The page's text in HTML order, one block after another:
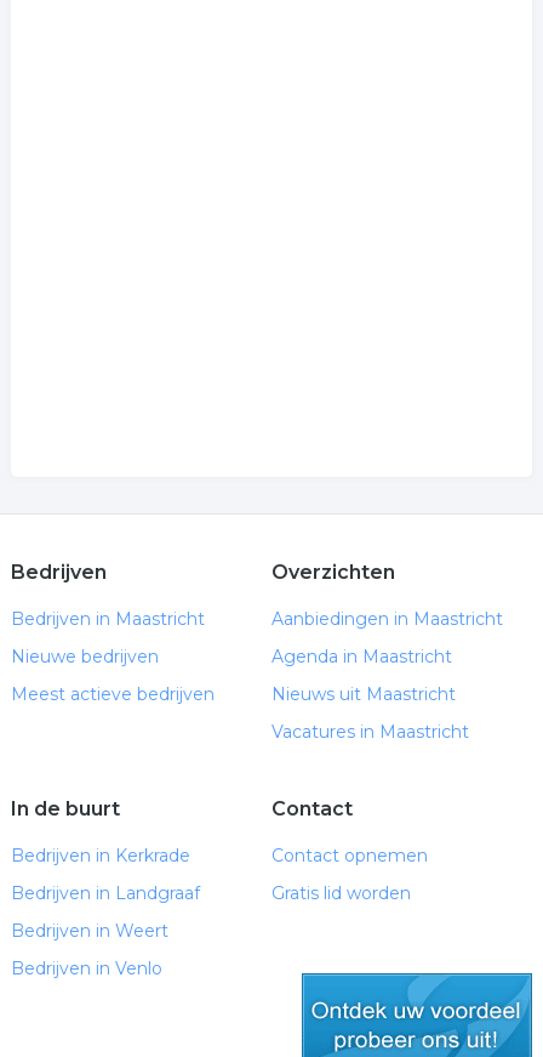
Bedrijven
Bedrijven in Maastricht
Nieuwe bedrijven
Meest actieve bedrijven
Overzichten
Aanbiedingen in Maastricht
Agenda in Maastricht
Nieuws uit Maastricht
Vacatures in Maastricht
In de buurt
Bedrijven in Kerkrade
Bedrijven in Landgraaf
Bedrijven in Weert
Bedrijven in Venlo
Contact
Contact opnemen
Gratis lid worden